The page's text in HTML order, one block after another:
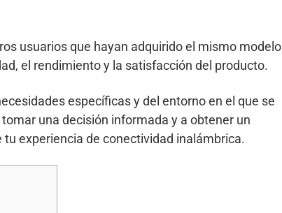
usuarios que hayan adquirido el mismo modelo
el rendimiento y la satisfacción del producto.
específicas y del entorno en el que se
una decisión informada y a obtener un
experiencia de conectividad inalámbrica.